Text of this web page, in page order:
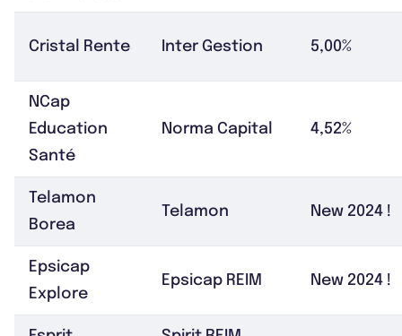
Cristal Rente Inter Gestion 5,00%
NCap
Education
Santé
Norma Capital 4,52%
Telamon
Borea
Telamon New 2024 !
Epsicap
Explore
Epsicap REIM New 2024 !